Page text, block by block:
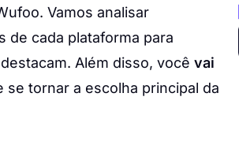
Vamos analisar
de cada plataforma para
Além disso, você vai
se tornar a escolha principal da